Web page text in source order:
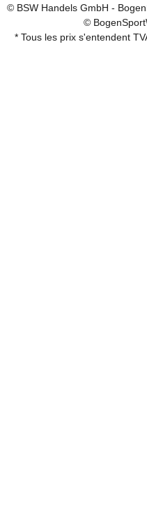
© BSW Handels GmbH -
* Tous les prix s'entendent
©